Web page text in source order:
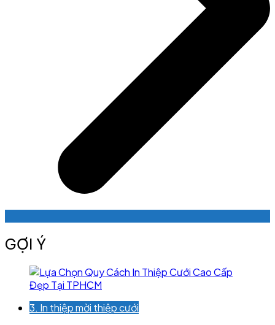
GỢI Ý
3. In thiệp mời thiệp cưới